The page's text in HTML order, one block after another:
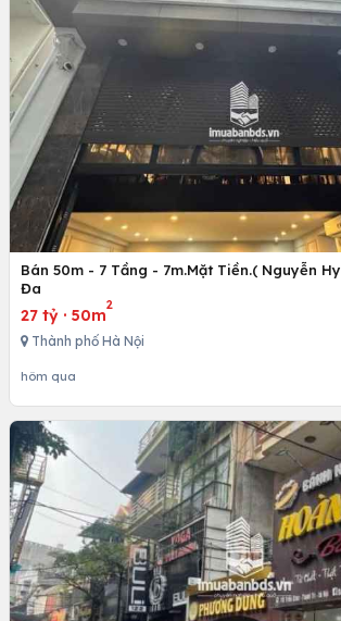
Bán 50m - 7 Tầng - 7m.Mặt Tiền.( Nguyễn
Đa
27 tỷ · 50m
2
Thành phố Hà Nội
hôm qua